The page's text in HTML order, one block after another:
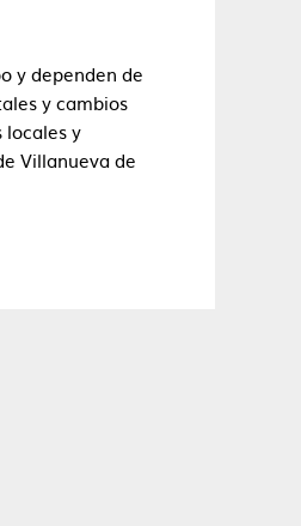
y dependen de
y cambios
locales y
Villanueva de